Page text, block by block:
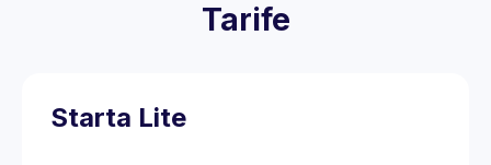
Tarife
Starta Lite